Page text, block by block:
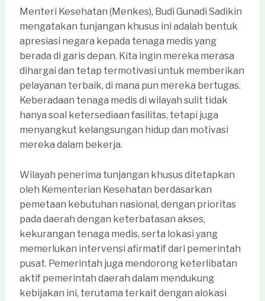
Menteri Kesehatan (Menkes), Budi Gunadi Sadikin
mengatakan tunjangan khusus ini adalah bentuk
apresiasi negara kepada tenaga medis yang
berada di garis depan. Kita ingin mereka merasa
dihargai dan tetap termotivasi untuk memberikan
pelayanan terbaik, di mana pun mereka bertugas.
Keberadaan tenaga medis di wilayah sulit tidak
hanya soal ketersediaan fasilitas, tetapi juga
menyangkut kelangsungan hidup dan motivasi
mereka dalam bekerja.
Wilayah penerima tunjangan khusus ditetapkan
oleh Kementerian Kesehatan berdasarkan
pemetaan kebutuhan nasional, dengan prioritas
pada daerah dengan keterbatasan akses,
kekurangan tenaga medis, serta lokasi yang
memerlukan intervensi afirmatif dari pemerintah
pusat. Pemerintah juga mendorong keterlibatan
aktif pemerintah daerah dalam mendukung
kebijakan ini, terutama terkait dengan alokasi